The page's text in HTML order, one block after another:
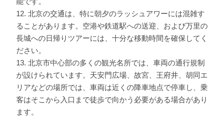
北京の交通は、特に朝夕のラッシュアワーには混雑す
ることがあります。空港や鉄道駅への送迎、および万里の
長城への日帰りツアーには、十分な移動時間を確保してく
ださい。
北京市中心部の多くの観光名所では、車両の通行規制
が設けられています。天安門広場、故宮、王府井、胡同エ
リアなどの場所では、車両は近くの降車地点で停車し、乗
客はそこから入口まで徒歩で向かう必要がある場合があり
ます。